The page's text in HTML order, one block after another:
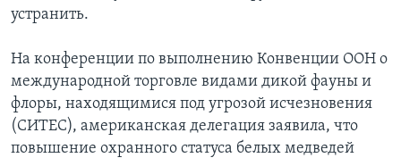
устранить.
На конференции по выполнению Конвенции ООН о
международной торговле видами дикой фауны и
флоры, находящимися под угрозой исчезновения
(СИТЕС), американская делегация заявила, что
повышение охранного статуса белых медведей